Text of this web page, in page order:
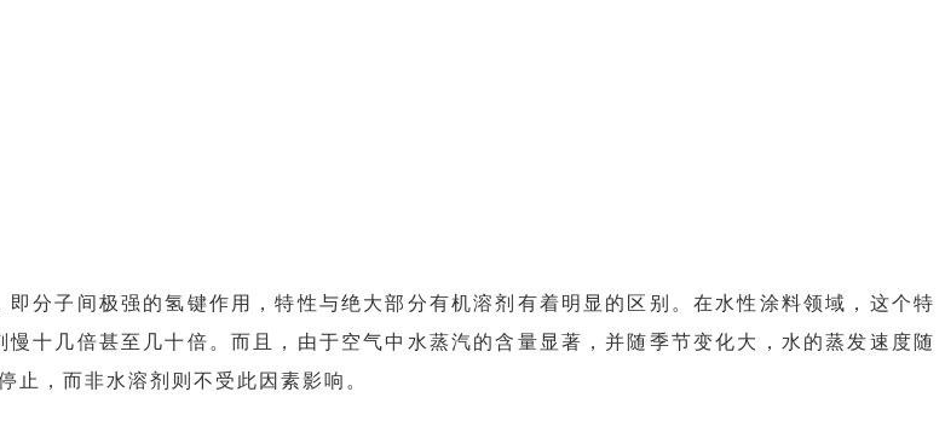
分子间极强的氢键作用，特性与绝大部分有机溶剂有着明显的区别。在水性涂料领域，这个特
十几倍甚至几十倍。而且，由于空气中水蒸汽的含量显著，并随季节变化大，水的蒸发速度随
止，而非水溶剂则不受此因素影响。